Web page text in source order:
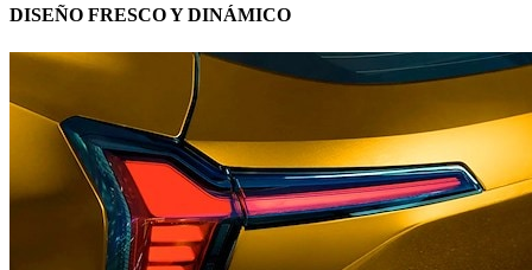
DISEÑO FRESCO Y DINÁMICO